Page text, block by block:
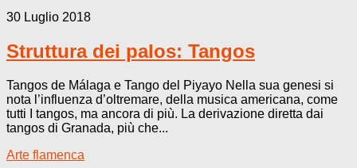
30 Luglio 2018
Struttura dei palos: Tangos
Tangos de Málaga e Tango del Piyayo Nella sua genesi si
nota l’influenza d’oltremare, della musica americana, come
tutti I tangos, ma ancora di più. La derivazione diretta dai
tangos di Granada, più che...
Arte flamenca